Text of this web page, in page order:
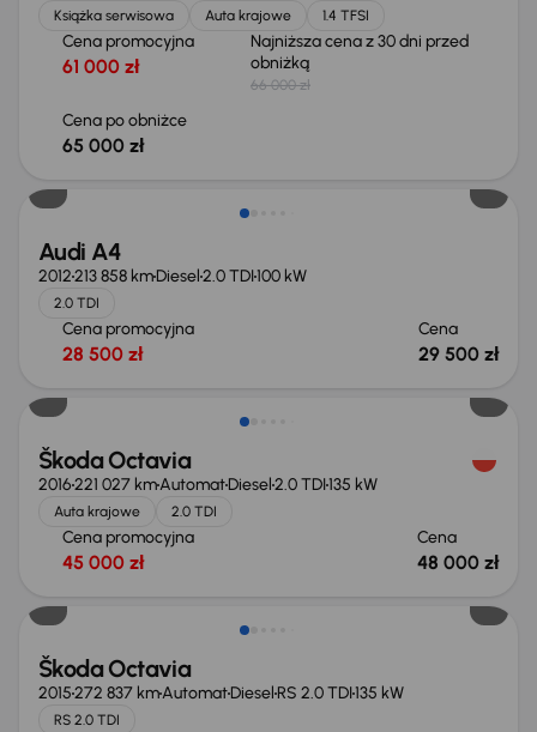
Książka serwisowa Auta krajowe 1.4 TFSI
Cena promocyjna
61 000 zł
Najniższa cena z 30 dni przed
obniżką
66 000 zł
Cena po obniżce
65 000 zł
Audi A4
2012213 858 kmDiesel2.0 TDI100 kW
2.0 TDI
Cena promocyjna
28 500 zł
Cena
29 500 zł
Škoda Octavia
2016221 027 kmAutomatDiesel2.0 TDI135 kW
Auta krajowe 2.0 TDI
Cena promocyjna
45 000 zł
Cena
48 000 zł
Škoda Octavia
2015272 837 kmAutomatDiesel RS 2.0 TDI135 kW
RS 2.0 TDI